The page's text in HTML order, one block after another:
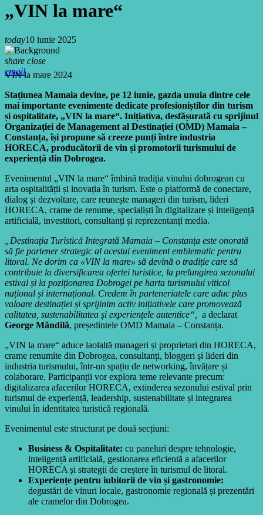
„VIN la mare“
today10 iunie 2025
share close
email
VIN la mare 2024
Stațiunea Mamaia devine, pe 12 iunie, gazda unuia dintre cele
mai importante evenimente dedicate profesioniștilor din turism
și ospitalitate, „VIN la mare“. Inițiativa, desfășurată cu sprijinul
Organizației de Management al Destinației (OMD) Mamaia –
Constanța, își propune să creeze punți între industria
HORECA, producătorii de vin și promotorii turismului de
experiență din Dobrogea.
Evenimentul „VIN la mare“ îmbină tradiția vinului dobrogean cu
arta ospitalității și inovația în turism. Este o platformă de conectare,
dialog și dezvoltare, care reunește manageri din turism, lideri
HORECA, crame de renume, specialiști în digitalizare și inteligență
artificială, investitori, consultanți și reprezentanți media.
„Destinația Turistică Integrată Mamaia – Constanța este onorată
să fie partener strategic al acestui eveniment emblematic pentru
litoral. Ne dorim ca «VIN la mare» să devină o tradiție care să
contribuie la diversificarea ofertei turistice, la prelungirea sezonului
estival și la poziționarea Dobrogei pe harta turismului viticol
național și internațional. Credem în parteneriatele care aduc plus
valoare destinației și sprijinim activ inițiativele care promovează
calitatea, sustenabilitatea și experiențele autentice“,
a declarat
George Măndilă, președintele OMD Mamaia – Constanța.
„VIN la mare“ aduce laolaltă manageri și proprietari din HORECA,
crame renumite din Dobrogea, consultanți, bloggeri și lideri din
industria turismului, într-un spațiu de networking, învățare și
colaborare. Participanții vor explora teme relevante precum:
digitalizarea afacerilor HORECA, extinderea sezonului estival prin
turismul de experiență, leadership, sustenabilitate și integrarea
vinului în identitatea turistică regională.
Evenimentul este structurat pe două secțiuni:
Business & Ospitalitate: cu paneluri despre tehnologie,
inteligență artificială, gestionarea eficientă a afacerilor
HORECA și strategii de creștere în turismul de litoral.
Experiențe pentru iubitorii de vin și gastronomie:
degustări de vinuri locale, gastronomie regională și prezentări
ale cramelor din Dobrogea.